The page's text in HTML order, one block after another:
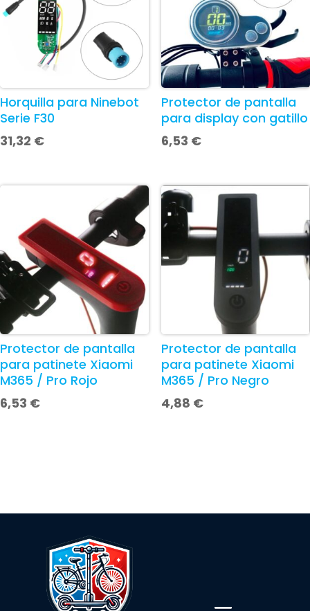
Horquilla para Ninebot
Serie F30
31,32 €
Protector de pantalla
para display con gatillo
6,53 €
Protector de pantalla
para patinete Xiaomi
M365 / Pro Rojo
6,53 €
Protector de pantalla
para patinete Xiaomi
M365 / Pro Negro
4,88 €